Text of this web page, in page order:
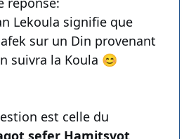
Lekoula signifie que
sur un Din provenant
suivra la Koula 😊
est celle du
sefer Hamitsvot